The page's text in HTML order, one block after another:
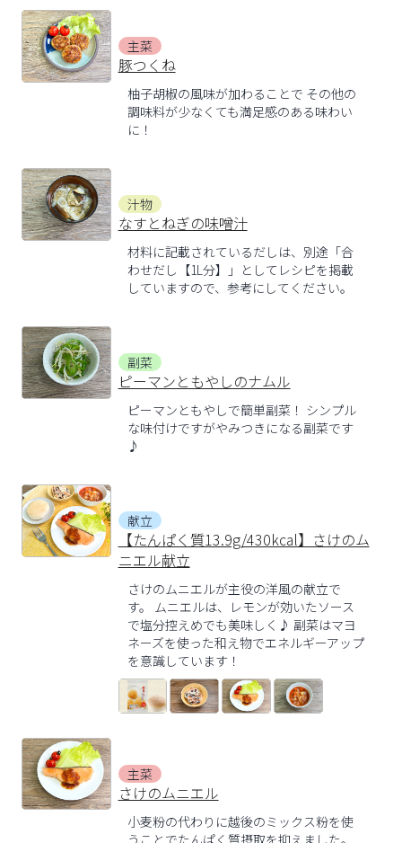
主菜
豚つくね
柚子胡椒の風味が加わることで その他の
調味料が少なくても満足感のある味わい
に！
汁物
なすとねぎの味噌汁
材料に記載されているだしは、別途「合
わせだし【1L分】」としてレシピを掲載
していますので、参考にしてください。
副菜
ピーマンともやしのナムル
ピーマンともやしで簡単副菜！ シンプル
な味付けですがやみつきになる副菜です
♪
献立
【たんぱく質13.9g/430kcal】さけのム
ニエル献立
さけのムニエルが主役の洋風の献立で
す。 ムニエルは、レモンが効いたソース
で塩分控えめでも美味しく♪ 副菜はマヨ
ネーズを使った和え物でエネルギーアップ
を意識しています！
主菜
さけのムニエル
小麦粉の代わりに越後のミックス粉を使
うことでたんぱく質摂取を抑えました。